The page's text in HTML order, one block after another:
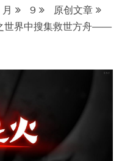
月 9
原创文章
世界中搜集救世方舟——